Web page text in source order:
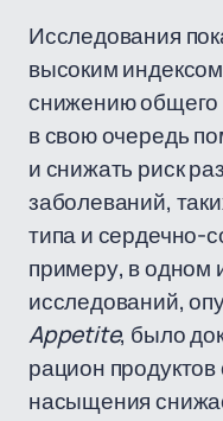
Исследования
высоким
снижению общего
в свою очередь
и снижать риск
заболеваний,
типа и сердечно-
примеру, в одном
исследований,
Appetite, было
рацион
насыщения